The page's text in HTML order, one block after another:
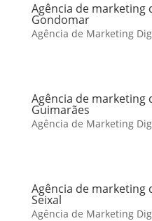
Agência de marketing
Gondomar
Agência de Marketing
Agência de marketing
Guimarães
Agência de Marketing
Agência de marketing
Seixal
Agência de Marketing